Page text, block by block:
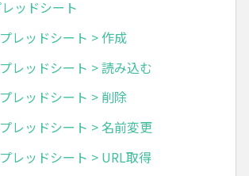
ッドシート
レッドシート > 作成
レッドシート > 読み込む
レッドシート > 削除
レッドシート > 名前変更
レッドシート > URL取得